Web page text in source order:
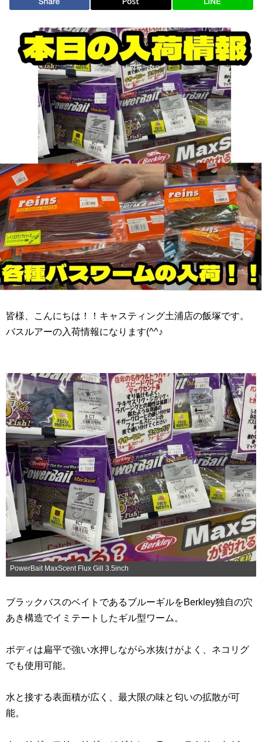
皆様、こんにちは！！キャスティング土浦店の飯塚です。
バスルアーの入荷情報になります(^^♪
PowerBait MaxScent Flux Gill 3.5inch
ブラックバスのベイトであるブルーギルをBerkley独自の穴
あき構造でイミテートしたギル型ワーム。
ボディは扁平で強い水押しながら水抜けがよく、ネコリグ
でも使用可能。
水と接する表面積が広く、最大限の味と匂いの拡散が可
能。